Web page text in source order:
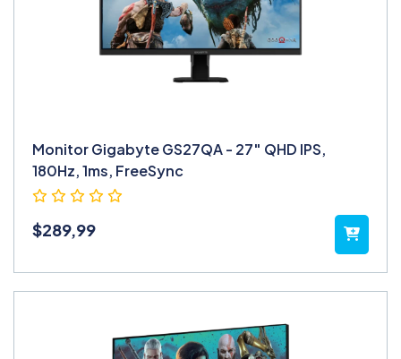
Monitor Gigabyte GS27QA - 27″ QHD IPS,
180Hz, 1ms, FreeSync
$289,99